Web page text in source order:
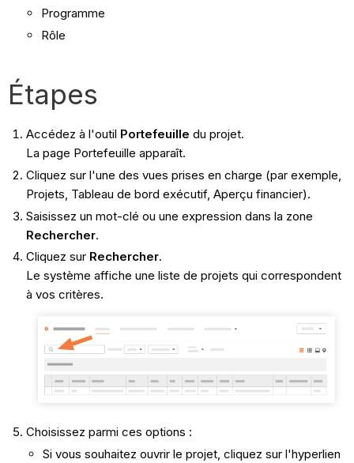
Programme
Rôle
Étapes
Accédez à l'outil Portefeuille du projet.
La page Portefeuille apparaît.
Cliquez sur l'une des vues prises en charge (par exemple,
Projets, Tableau de bord exécutif, Aperçu financier).
Saisissez un mot-clé ou une expression dans la zone
Rechercher.
Cliquez sur Rechercher.
Le système affiche une liste de projets qui correspondent
à vos critères.
Choisissez parmi ces options :
Si vous souhaitez ouvrir le projet, cliquez sur l'hyperlien